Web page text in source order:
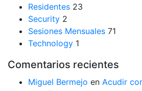
Residentes 23
Security 2
Sesiones Mensuales 71
Technology 1
Comentarios recientes
Miguel Bermejo en Acudir